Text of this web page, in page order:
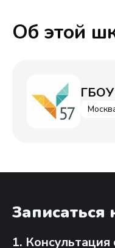
Об этой
ГБОУ
Записаться
1.